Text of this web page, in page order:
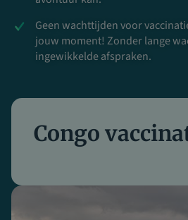
Geen wachttijden voor
jouw moment! Zonder lange
ingewikkelde afspraken.
Congo